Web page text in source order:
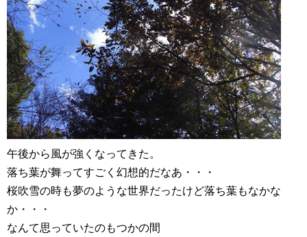
午後から風が強くなってきた。
落ち葉が舞ってすごく幻想的だなあ・・・
桜吹雪の時も夢のような世界だったけど落ち葉もなかな
か・・・
なんて思っていたのもつかの間